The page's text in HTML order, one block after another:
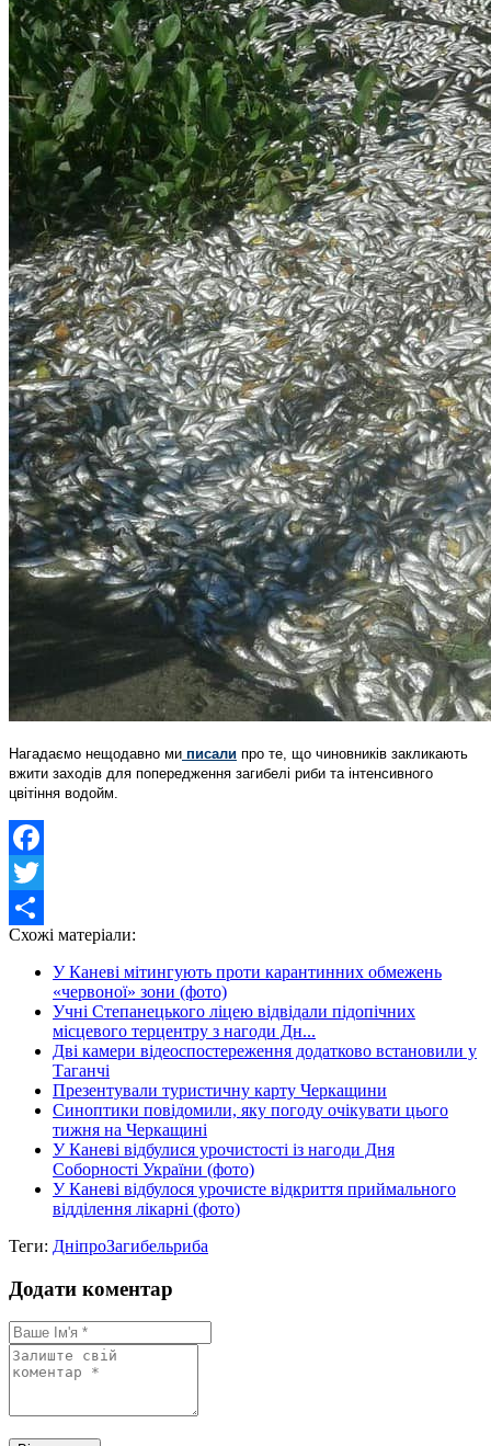
Нагадаємо нещодавно ми писали про те, що чиновників закликають
вжити заходів для попередження загибелі риби та інтенсивного
цвітіння водойм.
Facebook
Twitter
Share
Схожі матеріали:
У Каневі мітингують проти карантинних обмежень
«червоної» зони (фото)
Учні Степанецького ліцею відвідали підопічних
місцевого терцентру з нагоди Дн...
Дві камери відеоспостереження додатково встановили у
Таганчі
Презентували туристичну карту Черкащини
Синоптики повідомили, яку погоду очікувати цього
тижня на Черкащині
У Каневі відбулися урочистості із нагоди Дня
Соборності України (фото)
У Каневі відбулося урочисте відкриття приймального
відділення лікарні (фото)
Теги: ДніпроЗагибельриба
Додати коментар